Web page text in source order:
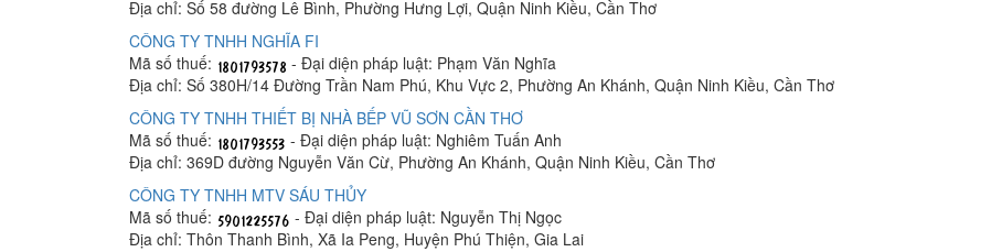
Địa chỉ: Số 58 đường Lê Bình, Phường Hưng Lợi, Quận Ninh Kiều, Cần Thơ
CÔNG TY TNHH NGHĨA FI
Mã số thuế:
- Đại diện pháp luật: Phạm Văn Nghĩa
Địa chỉ: Số 380H/14 Đường Trần Nam Phú, Khu Vực 2, Phường An Khánh, Quận Ninh Kiều, Cần Thơ
CÔNG TY TNHH THIẾT BỊ NHÀ BẾP VŨ SƠN CẦN THƠ
Mã số thuế:
- Đại diện pháp luật: Nghiêm Tuấn Anh
Địa chỉ: 369D đường Nguyễn Văn Cừ, Phường An Khánh, Quận Ninh Kiều, Cần Thơ
CÔNG TY TNHH MTV SÁU THỦY
Mã số thuế:
- Đại diện pháp luật: Nguyễn Thị Ngọc
Địa chỉ: Thôn Thanh Bình, Xã Ia Peng, Huyện Phú Thiện, Gia Lai